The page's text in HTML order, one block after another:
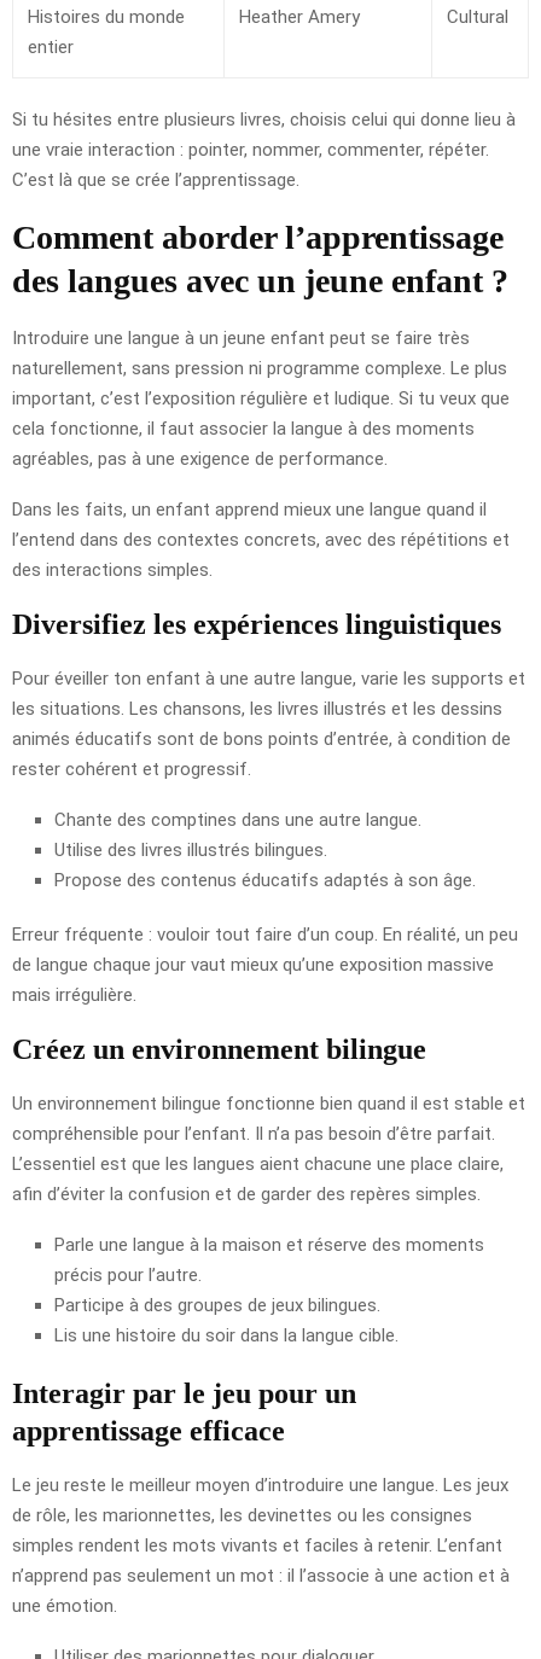
Histoires du monde
entier
Heather Amery Cultural
Si tu hésites entre plusieurs livres, choisis celui qui donne lieu à
une vraie interaction : pointer, nommer, commenter, répéter.
C’est là que se crée l’apprentissage.
Comment aborder l’apprentissage
des langues avec un jeune enfant ?
Introduire une langue à un jeune enfant peut se faire très
naturellement, sans pression ni programme complexe. Le plus
important, c’est l’exposition régulière et ludique. Si tu veux que
cela fonctionne, il faut associer la langue à des moments
agréables, pas à une exigence de performance.
Dans les faits, un enfant apprend mieux une langue quand il
l’entend dans des contextes concrets, avec des répétitions et
des interactions simples.
Diversifiez les expériences linguistiques
Pour éveiller ton enfant à une autre langue, varie les supports et
les situations. Les chansons, les livres illustrés et les dessins
animés éducatifs sont de bons points d’entrée, à condition de
rester cohérent et progressif.
Chante des comptines dans une autre langue.
Utilise des livres illustrés bilingues.
Propose des contenus éducatifs adaptés à son âge.
Erreur fréquente : vouloir tout faire d’un coup. En réalité, un peu
de langue chaque jour vaut mieux qu’une exposition massive
mais irrégulière.
Créez un environnement bilingue
Un environnement bilingue fonctionne bien quand il est stable et
compréhensible pour l’enfant. Il n’a pas besoin d’être parfait.
L’essentiel est que les langues aient chacune une place claire,
afin d’éviter la confusion et de garder des repères simples.
Parle une langue à la maison et réserve des moments
précis pour l’autre.
Participe à des groupes de jeux bilingues.
Lis une histoire du soir dans la langue cible.
Interagir par le jeu pour un
apprentissage efficace
Le jeu reste le meilleur moyen d’introduire une langue. Les jeux
de rôle, les marionnettes, les devinettes ou les consignes
simples rendent les mots vivants et faciles à retenir. L’enfant
n’apprend pas seulement un mot : il l’associe à une action et à
une émotion.